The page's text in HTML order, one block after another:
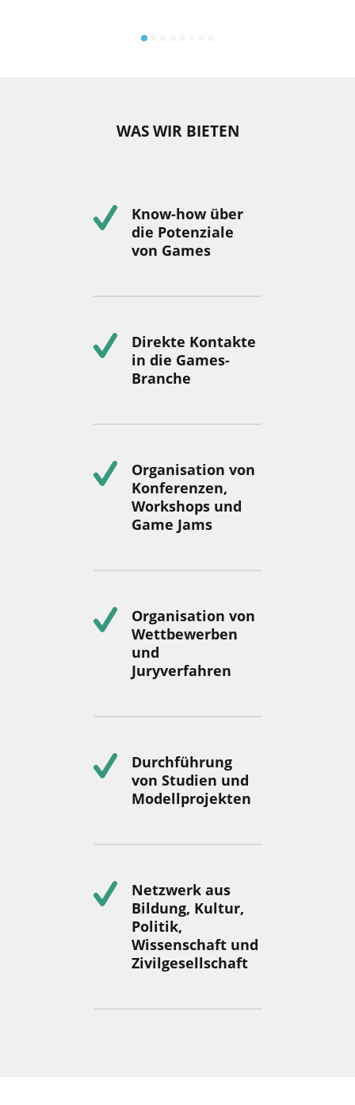
WAS WIR BIETEN
Know-how über
die Potenziale
von Games
Direkte Kontakte
in die Games-
Branche
Organisation von
Konferenzen,
Workshops und
Game Jams
Organisation von
Wettbewerben
und
Juryverfahren
Durchführung
von Studien und
Modellprojekten
Netzwerk aus
Bildung, Kultur,
Politik,
Wissenschaft und
Zivilgesellschaft